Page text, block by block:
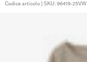
Codice articolo | SKU: 96419-25VW